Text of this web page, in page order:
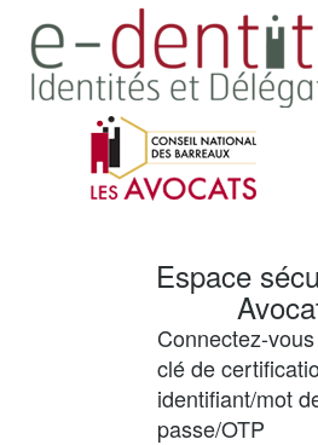
Espace
Connectez-
clé de
identifiant/mot
passe/OTP